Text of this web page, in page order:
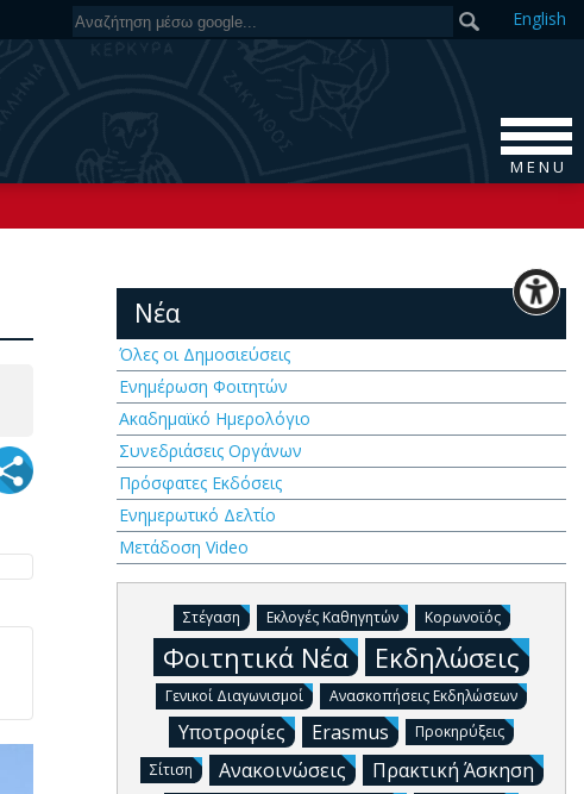
English
M E N U
Νέα
Όλες οι Δημοσιεύσεις
Ενημέρωση Φοιτητών
Ακαδημαϊκό Ημερολόγιο
Συνεδριάσεις Οργάνων
Πρόσφατες Εκδόσεις
Ενημερωτικό Δελτίο
Μετάδοση Video
Στέγαση Εκλογές Καθηγητών Κορωνοϊός
Φοιτητικά Νέα Εκδηλώσεις
Γενικοί Διαγωνισμοί Ανασκοπήσεις Εκδηλώσεων
Υποτροφίες Erasmus
Προκηρύξεις
Σίτιση
Ανακοινώσεις
Πρακτική Άσκηση